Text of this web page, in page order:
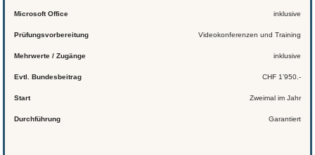
Microsoft Office inklusive
Prüfungsvorbereitung Videokonferenzen und Training
Mehrwerte / Zugänge inklusive
Evtl. Bundesbeitrag CHF 1’950.-
Start Zweimal im Jahr
Durchführung Garantiert